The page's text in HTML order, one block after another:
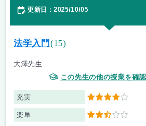
更新日 ： 2025/10/05
法学入門 (15)
大澤先生
この先生の他の授業を確
充実 4
楽単 2.5